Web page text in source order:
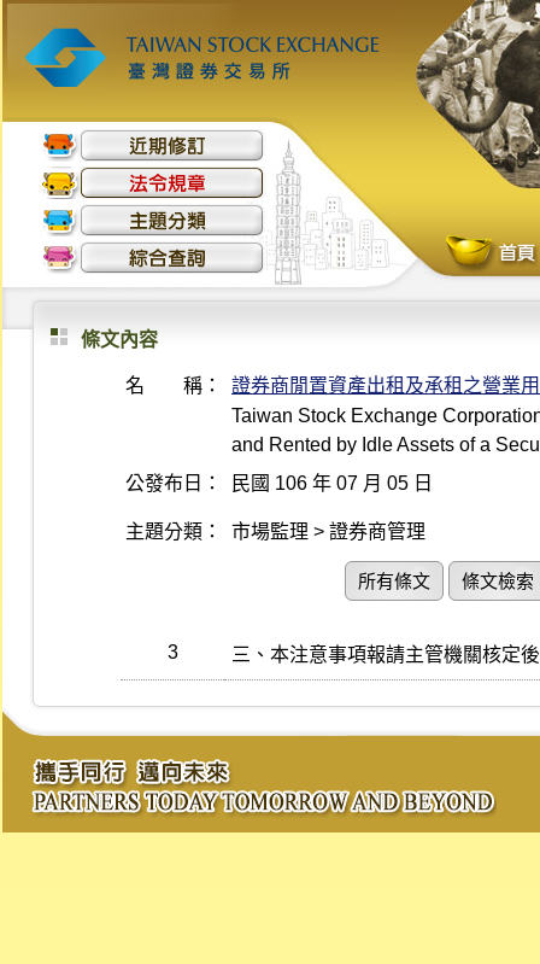
條文內容
名 稱：
證券商閒置資產出租及承租之營業
Taiwan Stock Exchange
and Rented by Idle Assets of a
公發布日：
民國 106 年 07 月 05 日
主題分類： 市場監理 > 證券商管理
所有條文 條文檢索
3 三、本注意事項報請主管機關核定